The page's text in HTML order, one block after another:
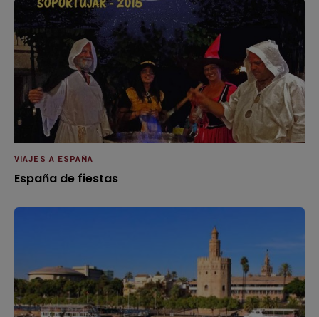
VIAJES A ESPAÑA
España de fiestas